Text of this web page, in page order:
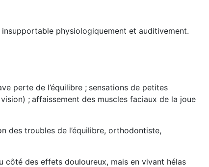
insupportable physiologiquement et auditivement.
perte de l’équilibre ; sensations de petites
; affaissement des muscles faciaux de la joue
des troubles de l’équilibre, orthodontiste,
côté des effets douloureux, mais en vivant hélas